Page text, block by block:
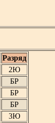
Разряд
2Ю
БР
БР
БР
3Ю